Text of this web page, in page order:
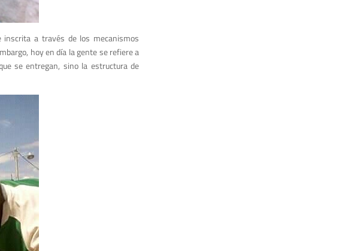
a través de los mecanismos
hoy en día la gente se refiere a
se entregan, sino la estructura de